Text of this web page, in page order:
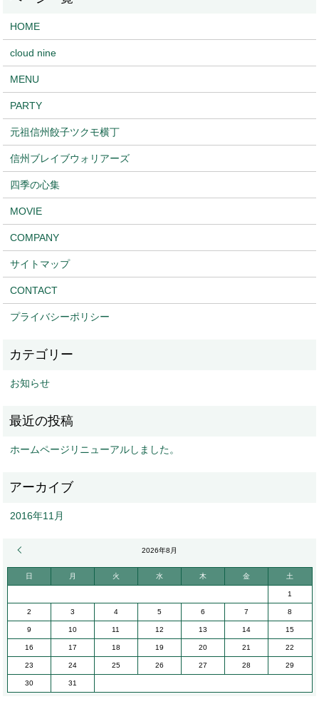
HOME
cloud nine
MENU
PARTY
元祖信州餃子ツクモ横丁
信州ブレイブウォリアーズ
四季の心集
MOVIE
COMPANY
サイトマップ
CONTACT
プライバシーポリシー
お知らせ
ホームページリニューアルしました。
2016年11月
2026年8月
日 月 火 水 木 金 土
1
2 3 4 5 6 7 8
9 10 11 12 13 14 15
16 17 18 19 20 21 22
23 24 25 26 27 28 29
30 31